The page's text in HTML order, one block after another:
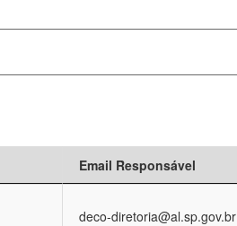
Email Responsável
deco-diretoria@al.sp.gov.br